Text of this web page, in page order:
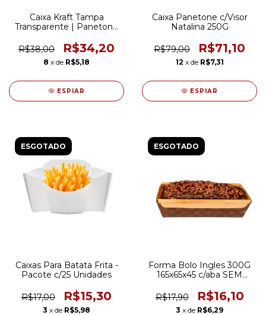
Caixa Kraft Tampa
Transparente | Panetone
R$38,00
R$34,20
8 x de R$5,18
ESPIAR
Caixa Panetone c/Visor
Natalina 250G
R$79,00 R$71,10
12 x de R$7,31
ESPIAR
ESGOTADO
Caixas Para Batata Frita -
Pacote c/25 Unidades
R$17,00 R$15,30
3 x de R$5,98
ESGOTADO
Forma Bolo Ingles 300G
165x65x45 c/aba SEM
R$17,90
R$16,10
3 x de R$6,29